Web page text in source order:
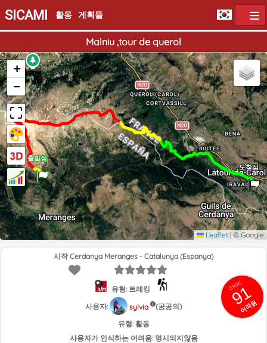
SICAMI 활동 게획들
Malniu ,tour de querol
출발점
도착점
+
−
Leaflet | © Google
GRSIC
91
어려움
시작 Cerdanya Meranges - Catalunya (Espanya)
유형: 트레킹
사용자:
sylvia
(공공의)
유형: 활동
사용자가 인식하는 어려움: 명시되지않음